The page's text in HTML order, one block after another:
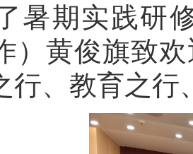
暑期实践研
）黄俊旗致
行、教育之行